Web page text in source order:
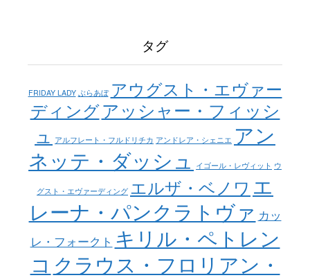
タグ
FRIDAY LADY ぶらあぼ アウグスト・エヴァー
ディングアッシャー・フィッシ
ュ アルフレート・フルドリチカ アンドレア・シェニエ アン
ネッテ・ダッシュ イゴール・レヴィット ウ
グスト・エヴァーディング エルザ・ベノワ エ
レーナ・パンクラトヴァ カッ
レ・フォークト キリル・ペトレン
コ クラウス・フロリアン・